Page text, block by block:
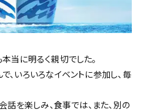
当に明るく親切でした。
、いろいろなイベントに参加し、毎
話を楽しみ、食事では、また、別の